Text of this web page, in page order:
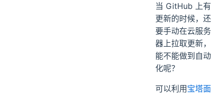
不过，这有一点
不尽善尽美，每
当 GitHub 上有
更新的时候，还
要手动在云服务
器上拉取更新，
能不能做到自动